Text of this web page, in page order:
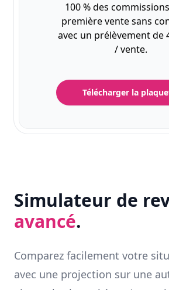
100 % des
première vente sans
avec un prélèvement de
/ vente.
Télécharger la
Simulateur de
avancé.
Comparez facilement votre
avec une projection sur une